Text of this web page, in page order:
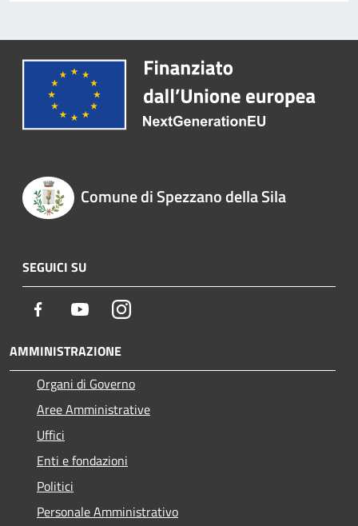
Comune di Spezzano della Sila
SEGUICI SU
Facebook YoutubeInstagram
AMMINISTRAZIONE
Organi di Governo
Aree Amministrative
Uffici
Enti e fondazioni
Politici
Personale Amministrativo